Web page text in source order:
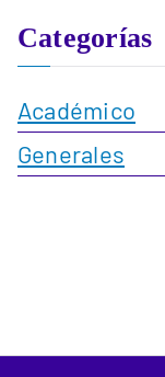
Categorías
Académico
Generales